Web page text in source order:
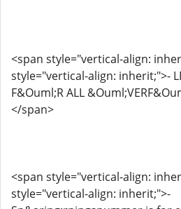
<span style="vertical-align:
style="vertical-align: inherit;">-
F&Ouml;R ALL
</span>
<span style="vertical-align:
style="vertical-align: inherit;">-